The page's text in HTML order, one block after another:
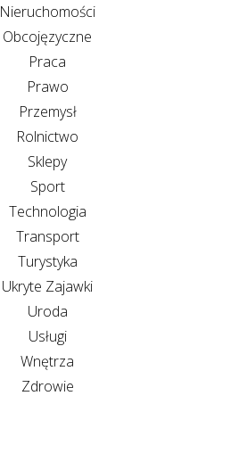
Nieruchomości
Obcojęzyczne
Praca
Prawo
Przemysł
Rolnictwo
Sklepy
Sport
Technologia
Transport
Turystyka
Ukryte Zajawki
Uroda
Usługi
Wnętrza
Zdrowie